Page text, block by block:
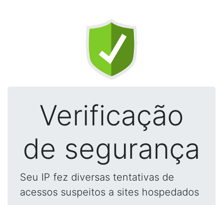
Verificação
de segurança
Seu IP fez diversas tentativas de
acessos suspeitos a sites hospedados